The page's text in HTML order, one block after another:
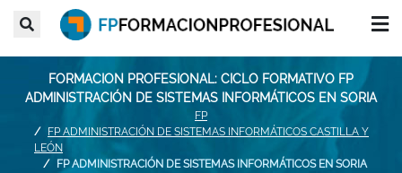
FORMACION PROFESIONAL: CICLO FORMATIVO FP
ADMINISTRACIÓN DE SISTEMAS INFORMÁTICOS EN SORIA
FP
FP ADMINISTRACIÓN DE SISTEMAS INFORMÁTICOS CASTILLA Y
LEÓN
FP ADMINISTRACIÓN DE SISTEMAS INFORMÁTICOS EN SORIA